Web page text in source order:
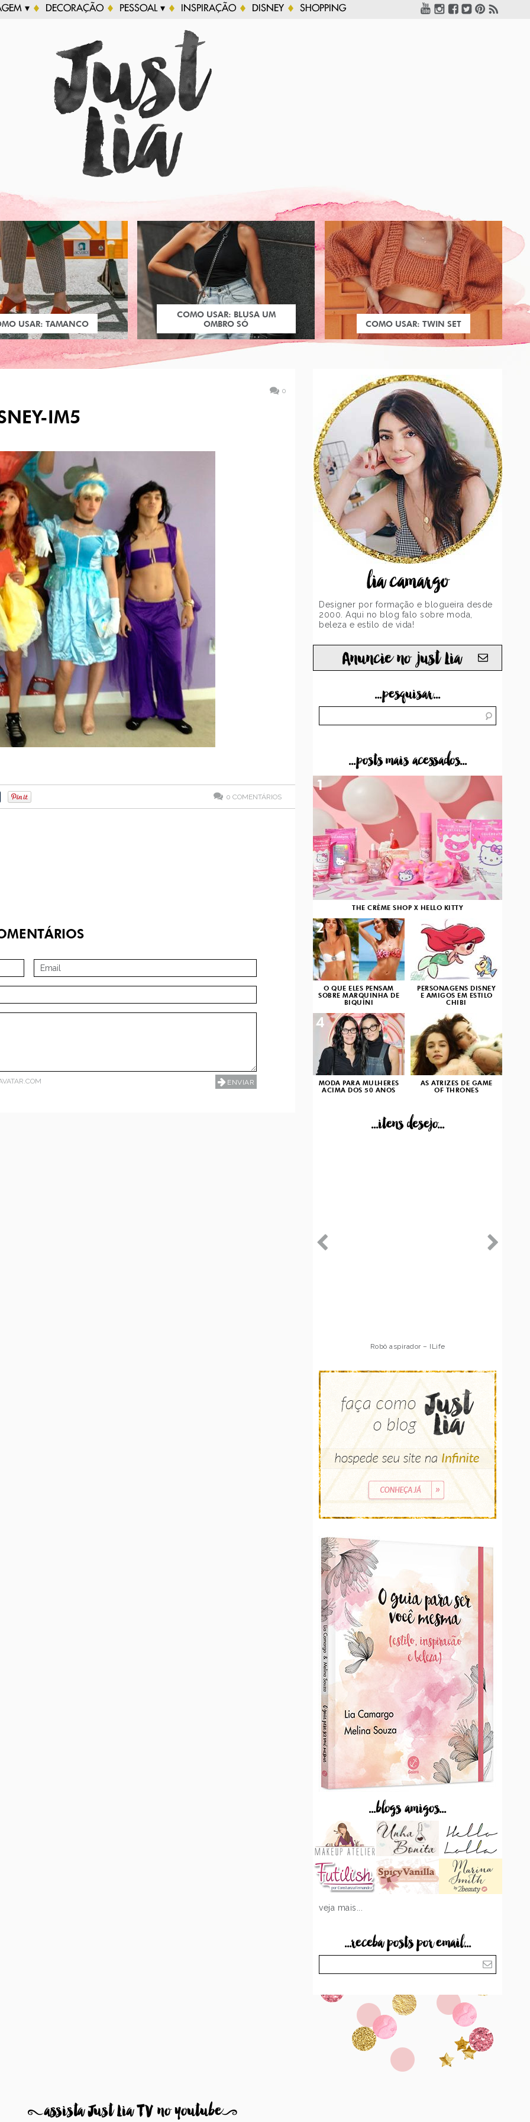
▾ DECORAÇÃO PESSOAL ▾ INSPIRAÇÃO DISNEY SHOPPING
USAR: TAMANCO
COMO USAR: BLUSA UM
OMBRO SÓ
COMO USAR: TWIN SET
0
IM5
0 COMENTÁRIOS
lia camargo
Designer por formação e blogueira desde
2000. Aqui no blog falo sobre moda,
beleza e estilo de vida!
Anuncie no just Lia
...pesquisar...
...posts mais acessados...
THE CRÈME SHOP X HELLO KITTY
1
O QUE ELES PENSAM
SOBRE MARQUINHA DE
BIQUÍNI
2
PERSONAGENS DISNEY
E AMIGOS EM ESTILO
CHIBI
3
MODA PARA MULHERES
ACIMA DOS 50 ANOS
4
AS ATRIZES DE GAME
OF THRONES
...itens desejo...
Robô aspirador – ILife
...blogs amigos...
veja mais...
...receba posts por email...
8assista Just Lia TV no youtube9